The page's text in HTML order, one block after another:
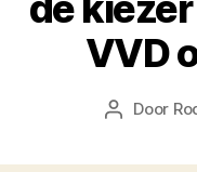
VVD
Door